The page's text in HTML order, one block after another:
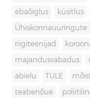
ebaõiglus küsitlus
Ühiskonnauuringute
riigiteenijad
majandusvabadus
abielu TULE
teabenõue